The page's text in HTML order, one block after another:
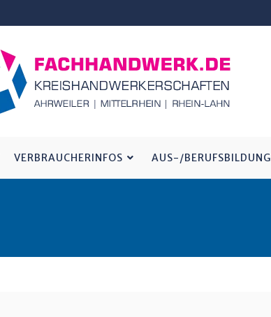
VERBRAUCHERINFOS AUS-/BERUFSBILDUNG